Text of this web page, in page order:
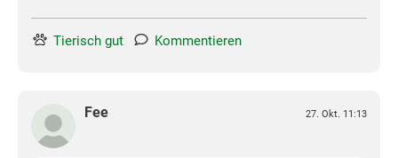
Tierisch gut Kommentieren
Fee 27. Okt. 11:13